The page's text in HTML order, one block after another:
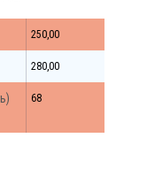
250,00
280,00
68